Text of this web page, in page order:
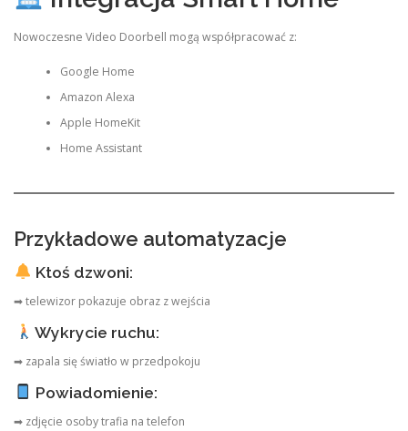
Nowoczesne Video Doorbell mogą współpracować z:
Google Home
Amazon Alexa
Apple HomeKit
Home Assistant
Przykładowe automatyzacje
Ktoś dzwoni:
➡ telewizor pokazuje obraz z wejścia
Wykrycie ruchu:
➡ zapala się światło w przedpokoju
Powiadomienie:
➡ zdjęcie osoby trafia na telefon